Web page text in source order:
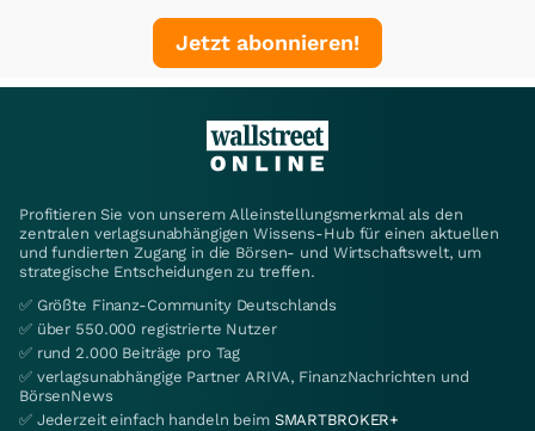
Jetzt abonnieren!
Profitieren Sie von unserem Alleinstellungsmerkmal als den
zentralen verlagsunabhängigen Wissens-Hub für einen aktuellen
und fundierten Zugang in die Börsen- und Wirtschaftswelt, um
strategische Entscheidungen zu treffen.
✅ Größte Finanz-Community Deutschlands
✅ über 550.000 registrierte Nutzer
✅ rund 2.000 Beiträge pro Tag
✅ verlagsunabhängige Partner ARIVA, FinanzNachrichten und
BörsenNews
✅ Jederzeit einfach handeln beim SMARTBROKER+